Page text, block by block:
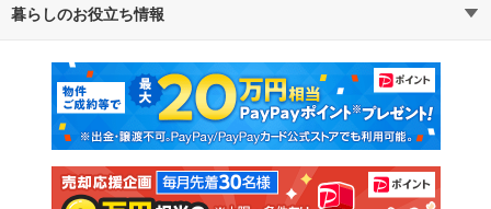
通勤・通学時間から探す
不動産・住宅
新築マンション 中古マンション
新築一戸建て 中古一戸建て
注文住宅 土地
暮らしのお役立ち情報
マンションカタログ 教えて！住まいの先生